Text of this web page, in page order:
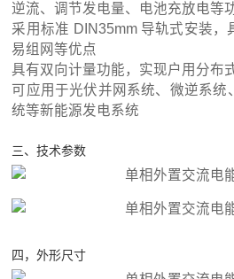
逆流、调节发电量、电池充放电等
采用标准 DIN35mm 导轨式安装，
易组网等优点
具有双向计量功能，实现户用分布
可应用于光伏并网系统、微逆系统
统等新能源发电系统
三、技术参数
四，外形尺寸